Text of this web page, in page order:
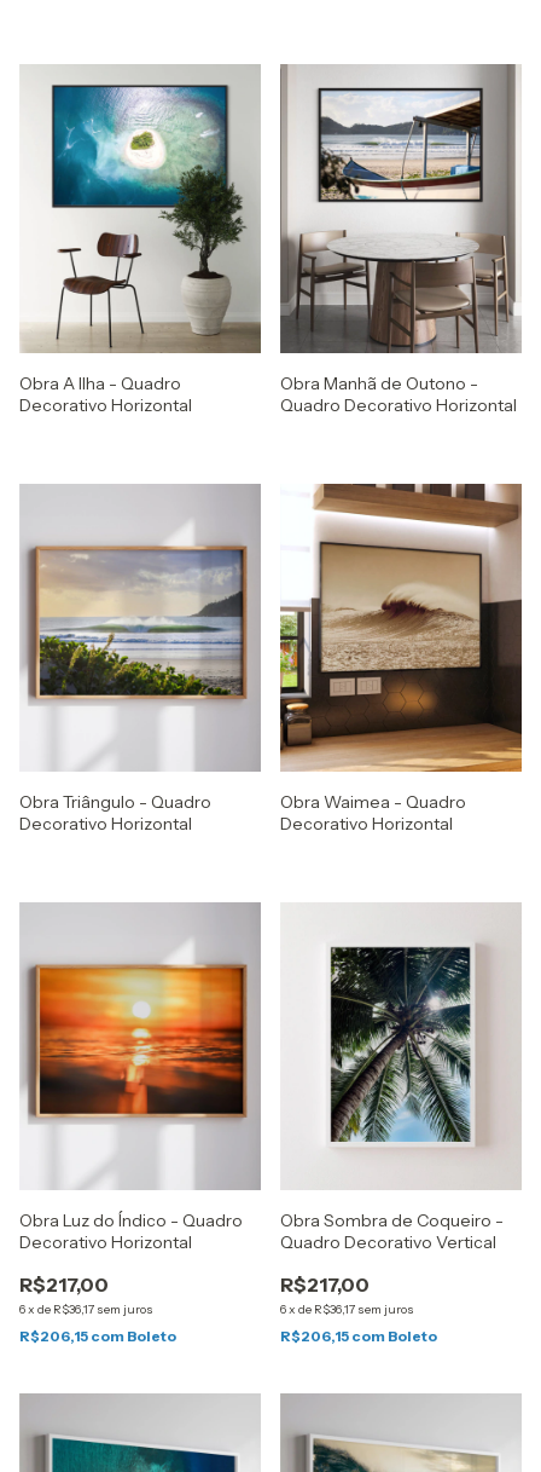
Obra A Ilha - Quadro
Decorativo Horizontal
Obra Manhã de Outono -
Quadro Decorativo Horizontal
Obra Triângulo - Quadro
Decorativo Horizontal
Obra Waimea - Quadro
Decorativo Horizontal
Obra Luz do Índico - Quadro
Decorativo Horizontal
R$217,00
6x de R$36,17 sem juros
R$206,15 com Boleto
Obra Sombra de Coqueiro -
Quadro Decorativo Vertical
R$217,00
6x de R$36,17 sem juros
R$206,15 com Boleto